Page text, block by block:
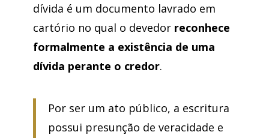
dívida é um documento lavrado em
cartório no qual o devedor reconhece
formalmente a existência de uma
dívida perante o credor.
Por ser um ato público, a escritura
possui presunção de veracidade e